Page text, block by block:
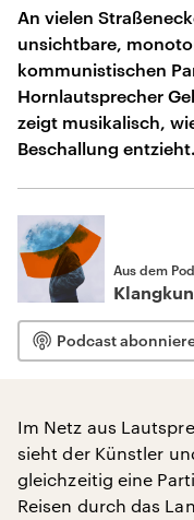
An vielen
unsichtbare,
kommunistischen
Hornlautsprecher
zeigt musikalisch,
Beschallung entzieht.
Aus dem
Podcast
Im Netz aus
sieht der Künstler
gleichzeitig eine
Reisen durch das